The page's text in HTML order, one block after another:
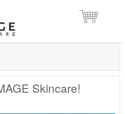
Skincare!